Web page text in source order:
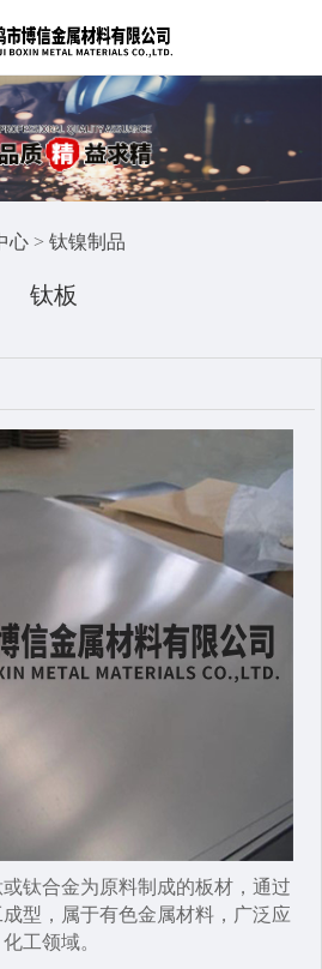
心> 钛镍制品
钛板
或钛合金‌为原料制成的板材，通过‌
型，属于有色金属材料，广泛应
工领域。